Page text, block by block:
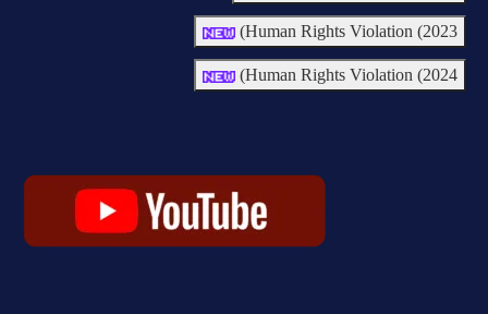
Human Rights Violation (2023)
Human Rights Violation (2024)